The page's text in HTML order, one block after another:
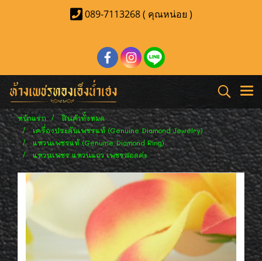
089-7113268 ( คุณหน่อย )
หน้าแรก
สินค้าทั้งหมด
เครื่องประดับเพชรแท้ (Genuine Diamond Jewelry)
แหวนเพชรแท้ (Genuine Diamond Ring)
แหวนเพชร แหวนแถว เพชรสอดค่ะ